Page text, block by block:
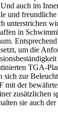
auch im
und
unterstrichen
in
um die
TGA-
sich zur
mit der
zusätzlichen
sie auch